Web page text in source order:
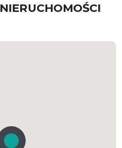
NIERUCHOMOŚCI